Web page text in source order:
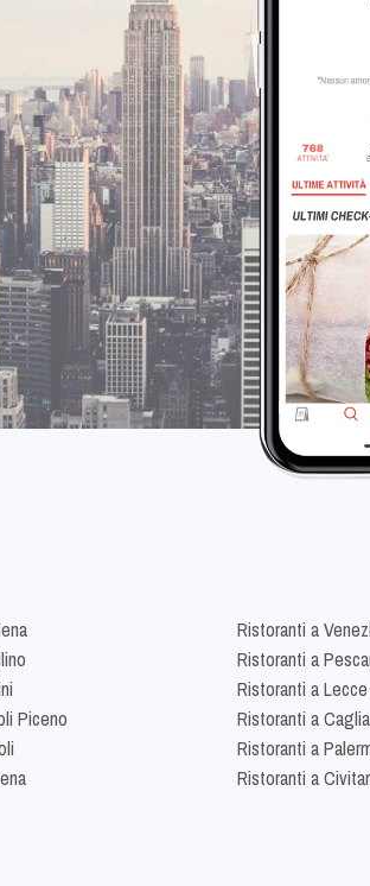
Piceno
Ristoranti a
Ristoranti a
Ristoranti a Lecce
Ristoranti a
Ristoranti a
Ristoranti a